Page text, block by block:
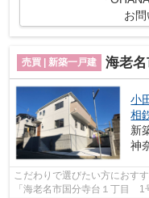
お
売買 | 新築一戸建 海老
小
相
新
神
こだわりで選びたい方におす
「海老名市国分寺台１丁目 1